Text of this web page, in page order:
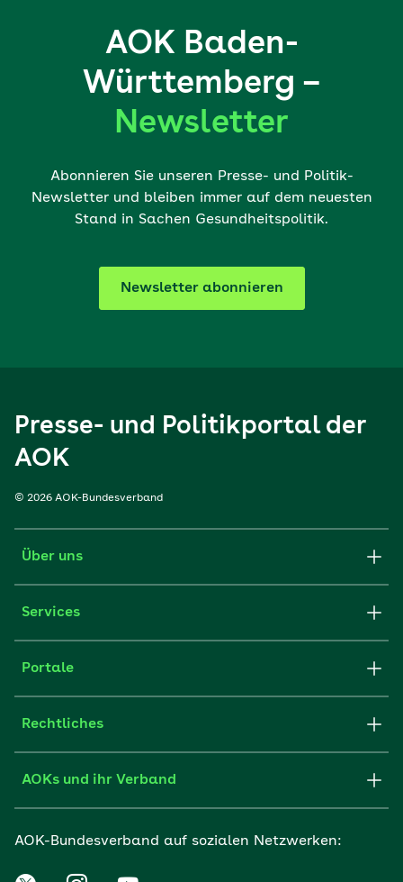
AOK Baden-
Württemberg –
Newsletter
Abonnieren Sie unseren Presse- und Politik-
Newsletter und bleiben immer auf dem neuesten
Stand in Sachen Gesundheitspolitik.
Newsletter abonnieren
Presse- und Politikportal der
AOK
© 2026 AOK-Bundesverband
Über uns
Services
Portale
Rechtliches
AOKs und ihr Verband
AOK-Bundesverband auf sozialen Netzwerken: